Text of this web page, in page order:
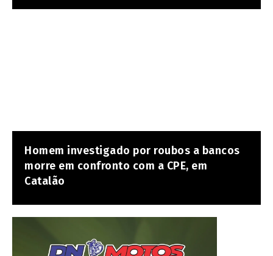
Homem investigado por roubos a bancos
morre em confronto com a CPE, em
Catalão